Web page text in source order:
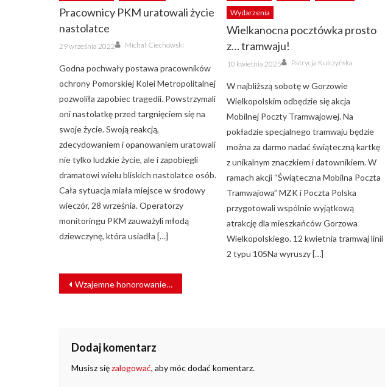
Pracownicy PKM uratowali życie
nastolatce
Posted
on
29 września 2022 Author
Michał Ciechowski
Godna pochwały postawa pracowników
ochrony Pomorskiej Kolei Metropolitalnej
pozwoliła zapobiec tragedii. Powstrzymali
oni nastolatkę przed targnięciem się na
swoje życie. Swoją reakcją,
zdecydowaniem i opanowaniem uratowali
nie tylko ludzkie życie, ale i zapobiegli
dramatowi wielu bliskich nastolatce osób.
Cała sytuacja miała miejsce w środowy
wieczór, 28 września. Operatorzy
monitoringu PKM zauważyli młodą
dziewczynę, która usiadła […]
Wydarzenia
Wielkanocna pocztówka prosto
z… tramwaju!
Posted
on
10 kwietnia 2025 Author
Patrycja Kulczyńska
W najbliższą sobotę w Gorzowie
Wielkopolskim odbędzie się akcja
Mobilnej Poczty Tramwajowej. Na
pokładzie specjalnego tramwaju będzie
można za darmo nadać świąteczną kartkę
z unikalnym znaczkiem i datownikiem. W
ramach akcji “Świąteczna Mobilna Poczta
Tramwajowa” MZK i Poczta Polska
przygotowali wspólnie wyjątkową
atrakcję dla mieszkańców Gorzowa
Wielkopolskiego. 12 kwietnia tramwaj linii
2 typu 105Na wyruszy […]
NAWIGACJA
WPISU
Wzajemne honorowanie biletów POLREGIO i PKP Intercity. Na których odcinkach?
Dodaj komentarz
Musisz sięzalogować, aby móc dodać komentarz.